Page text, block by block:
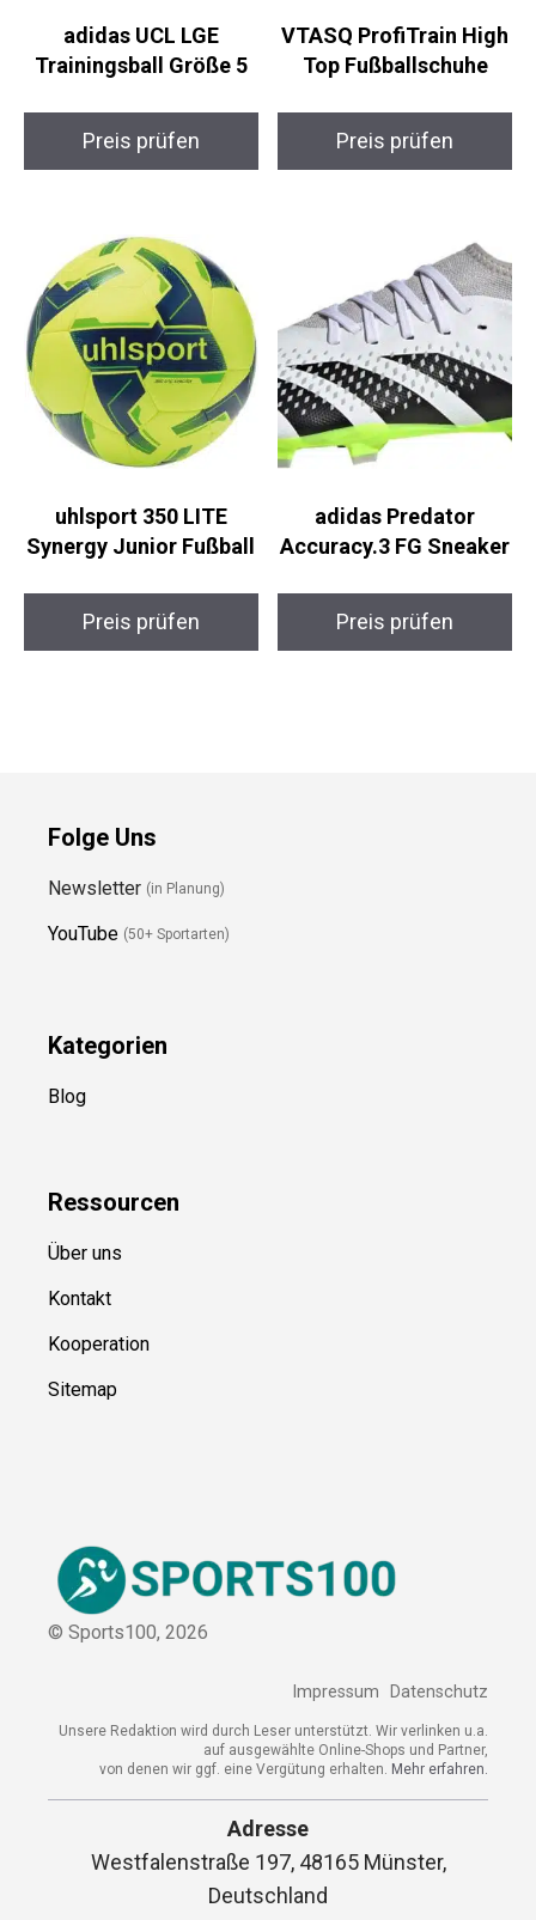
adidas UCL LGE
VTASQ ProfiTrain
Fußballschuhe
Synergy Junior
Fußball
Accuracy.3 FG
Sneaker
Folge Uns
Blog
Ressource
Über uns
Kontakt
© Sports100,2026
Impressum
Unsere Redaktion wird durch Leser unterstützt. Wir verlinken
u.a. auf ausgewählte Online-Shops und Partner,
von denen wir ggf. eine Vergütung erhalten.Mehr erfahren.